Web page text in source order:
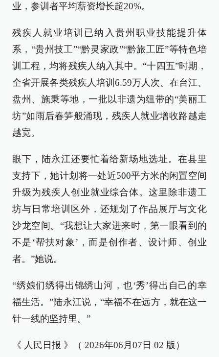
业，参训者平均薪资增长超20%。
残疾人就业培训已纳入贵州职业技能提升体
系，“贵州技工”“黔灵家政”“黔旅工匠”等特色培
训工程，均将残疾人纳入其中。“十四五”时期，
全省开展各类残疾人培训6.59万人次。在台江、
盘州、施秉等地，一批以非遗为纽带的“美丽工
坊”如雨后春笋般涌现，残疾人就业增收路越走
越宽。
眼下，陆永江还要忙着给新场地选址。在县里
支持下，她计划将一处近500平方米的闲置空间
升级为残疾人创业就业综合体。这里除非遗工
坊与日常培训区外，还规划了作品展厅与文化
沙龙空间。“我想让大家进来时，第一眼看到的
不是‘帮扶对象’，而是创作者、设计师、创业
者。”她说。
“绣娘们绣得出锦绣山河，也‘秀’得出自己的幸
福生活。”陆永江说，“幸福不在远方，就在这一
针一线的坚持里。”
《 人民日报 》（ 2026年06月07日 02 版）